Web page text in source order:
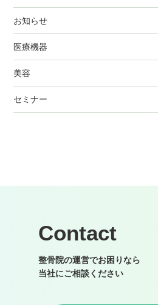
お知らせ
医療機器
美容
セミナー
Contact
整骨院の運営でお困りなら
当社にご相談ください